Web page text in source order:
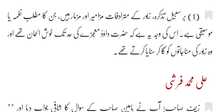
(1) بر سبیلِ تذکرہ، زبور کے مترادفات مزامیر اور مزمار ہیں، جن کا مطلب نغمہ یا
موسیقی ہے۔ اس کی وجہ یہ ہے کہ حضرت داؤدؑ معجزے کی حد تک خوش الحان تھے اور
وہ زبور کی مناجاتوں کو گا کر سنایا کرتے تھے۔
علی محمد فرشی
زیف صاحب! آپ نے یامین صاحب کے سوال کا شافی جواب دیا اور ’’